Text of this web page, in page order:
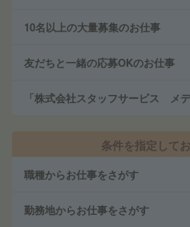
10名以上の大量募集のお仕事
友だちと一緒の応募OKのお仕事
「株式会社スタッフサービス メ
条件を指定して
職種からお仕事をさがす
勤務地からお仕事をさがす